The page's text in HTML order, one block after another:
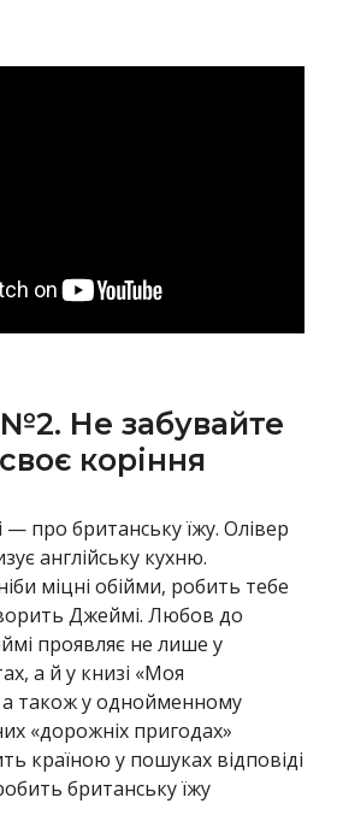
Не забувайте
коріння
про британську їжу. Олівер
англійську кухню.
міцні обійми, робить тебе
Джеймі. Любов до
проявляє не лише у
а й у книзі «Моя
а також у однойменному
«дорожніх пригодах»
країною у пошуках відповіді
британську їжу